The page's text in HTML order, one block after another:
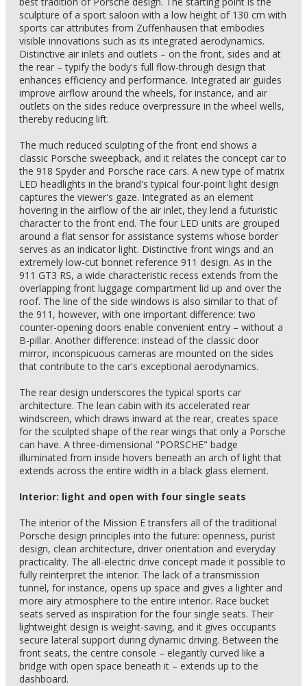
sculpture of a sport saloon with a low height of 130 cm with
sports car attributes from Zuffenhausen that embodies
visible innovations such as its integrated aerodynamics.
Distinctive air inlets and outlets – on the front, sides and at
the rear – typify the body's full flow-through design that
enhances efficiency and performance. Integrated air guides
improve airflow around the wheels, for instance, and air
outlets on the sides reduce overpressure in the wheel wells,
thereby reducing lift.
The much reduced sculpting of the front end shows a
classic Porsche sweepback, and it relates the concept car to
the 918 Spyder and Porsche race cars. A new type of matrix
LED headlights in the brand's typical four-point light design
captures the viewer's gaze. Integrated as an element
hovering in the airflow of the air inlet, they lend a futuristic
character to the front end. The four LED units are grouped
around a flat sensor for assistance systems whose border
serves as an indicator light. Distinctive front wings and an
extremely low-cut bonnet reference 911 design. As in the
911 GT3 RS, a wide characteristic recess extends from the
overlapping front luggage compartment lid up and over the
roof. The line of the side windows is also similar to that of
the 911, however, with one important difference: two
counter-opening doors enable convenient entry – without a
B-pillar. Another difference: instead of the classic door
mirror, inconspicuous cameras are mounted on the sides
that contribute to the car's exceptional aerodynamics.
The rear design underscores the typical sports car
architecture. The lean cabin with its accelerated rear
windscreen, which draws inward at the rear, creates space
for the sculpted shape of the rear wings that only a Porsche
can have. A three-dimensional "PORSCHE" badge
illuminated from inside hovers beneath an arch of light that
extends across the entire width in a black glass element.
Interior: light and open with four single seats
The interior of the Mission E transfers all of the traditional
Porsche design principles into the future: openness, purist
design, clean architecture, driver orientation and everyday
practicality. The all-electric drive concept made it possible to
fully reinterpret the interior. The lack of a transmission
tunnel, for instance, opens up space and gives a lighter and
more airy atmosphere to the entire interior. Race bucket
seats served as inspiration for the four single seats. Their
lightweight design is weight-saving, and it gives occupants
secure lateral support during dynamic driving. Between the
front seats, the centre console – elegantly curved like a
bridge with open space beneath it – extends up to the
dashboard.